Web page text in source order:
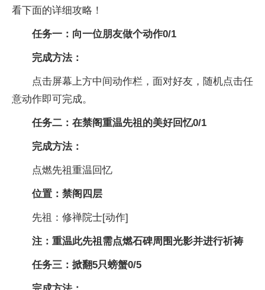
看下面的详细攻略！
任务一：向一位朋友做个动作0/1
完成方法：
点击屏幕上方中间动作栏，面对好友，随机点击任
意动作即可完成。
任务二：在禁阁重温先祖的美好回忆0/1
完成方法：
点燃先祖重温回忆
位置：禁阁四层
先祖：修禅院士[动作]
注：重温此先祖需点燃石碑周围光影并进行祈祷
任务三：掀翻5只螃蟹0/5